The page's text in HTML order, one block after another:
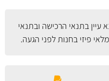
עייןבתנאי הרכישה ובתנאי
פיזי בחנות לפני הגעה.